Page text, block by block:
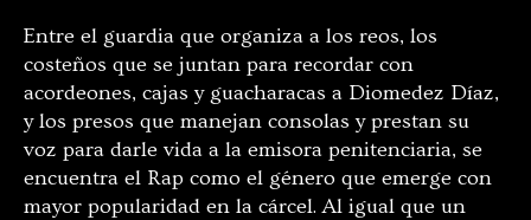
Entre el guardia que organiza a los reos, los
costeños que se juntan para recordar con
acordeones, cajas y guacharacas a Diomedez Díaz,
y los presos que manejan consolas y prestan su
voz para darle vida a la emisora penitenciaria, se
encuentra el Rap como el género que emerge con
mayor popularidad en la cárcel. Al igual que un